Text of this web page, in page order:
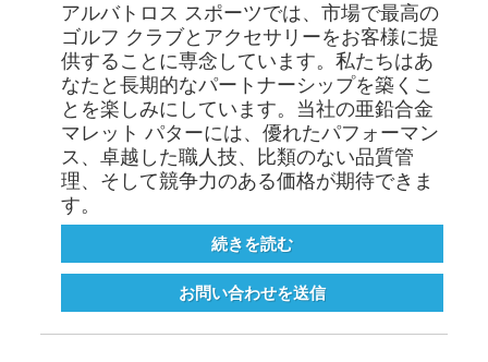
アルバトロス スポーツでは、市場で最高の
ゴルフ クラブとアクセサリーをお客様に提
供することに専念しています。私たちはあ
なたと長期的なパートナーシップを築くこ
とを楽しみにしています。当社の亜鉛合金
マレット パターには、優れたパフォーマン
ス、卓越した職人技、比類のない品質管
理、そして競争力のある価格が期待できま
す。
続きを読む
お問い合わせを送信